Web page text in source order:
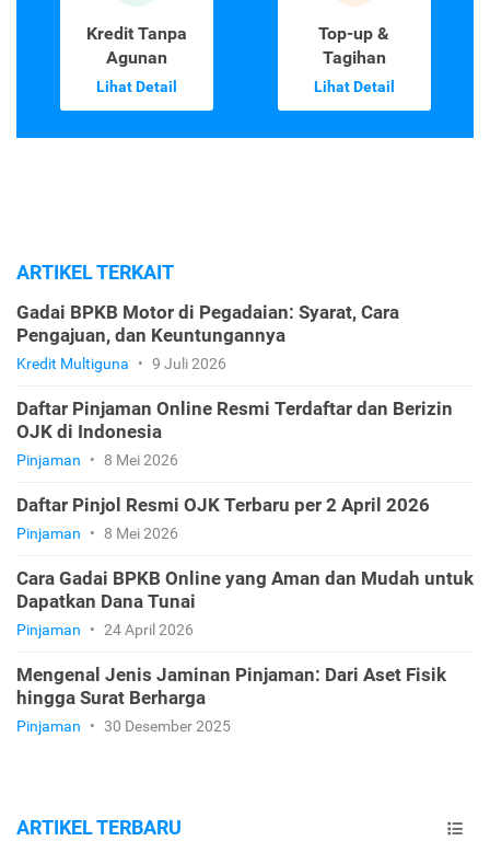
Kredit Tanpa
Agunan
Lihat Detail
Top-up &
Tagihan
Lihat Detail
ARTIKEL TERKAIT
Gadai BPKB Motor di Pegadaian: Syarat, Cara
Pengajuan, dan Keuntungannya
Kredit Multiguna • 9 Juli 2026
Daftar Pinjaman Online Resmi Terdaftar dan Berizin
OJK di Indonesia
Pinjaman • 8 Mei 2026
Daftar Pinjol Resmi OJK Terbaru per 2 April 2026
Pinjaman • 8 Mei 2026
Cara Gadai BPKB Online yang Aman dan Mudah untuk
Dapatkan Dana Tunai
Pinjaman • 24 April 2026
Mengenal Jenis Jaminan Pinjaman: Dari Aset Fisik
hingga Surat Berharga
Pinjaman • 30 Desember 2025
ARTIKEL TERBARU